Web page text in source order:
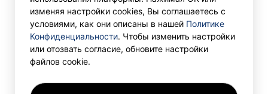
изменяя настройки cookies, Вы соглашаетесь с
условиями, как они описаны в нашей Политике
Конфиденциальности. Чтобы изменить настройки
или отозвать согласие, обновите настройки
файлов cookie.